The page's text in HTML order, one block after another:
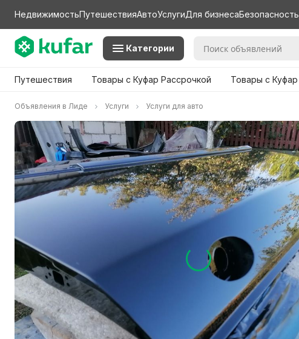
НедвижимостьПутешествияАвтоУслугиДля бизнесаБезопасность
Категории
Путешествия Товары с Куфар Рассрочкой Товары с
Объявления в Лиде Услуги Услуги для авто